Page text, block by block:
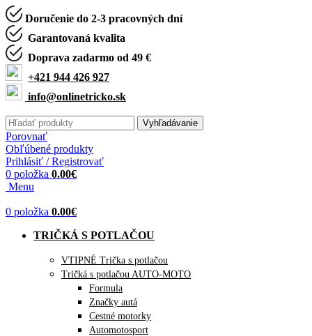
Doručenie do 2-3 pracovných dní
Garantovaná kvalita
Doprava zadarmo od 49 €
+421 944 426 927
info@onlinetricko.sk
Vyhľadávanie
Porovnať
Obľúbené produkty
Prihlásiť / Registrovať
0 položka 0.00€
Menu
0 položka 0.00€
TRIČKÁ S POTLAČOU
VTIPNÉ Trička s potlačou
Tričká s potlačou AUTO-MOTO
Formula
Značky autá
Cestné motorky
Automotosport